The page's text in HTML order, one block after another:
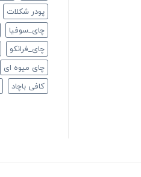
پودر شکلات
چای_سوفیا
چای_فرانكو
چای میوه ای
کافی باچاد